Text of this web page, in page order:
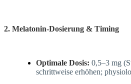
2. Melatonin-Dosierung & Timing
Optimale Dosis: 0,5–3 mg
schrittweise erhöhen;